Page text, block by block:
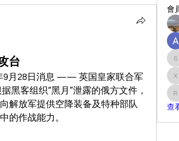
台
9月28日消息 —— 英国皇家联合军
黑客组织“黑月”泄露的俄方文件，
解放军提供空降装备及特种部队
的作战能力。
會
查